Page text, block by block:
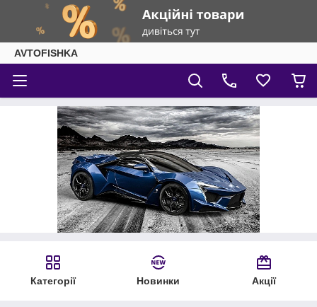
AVTOFISHKA
Категорії Новинки Акції